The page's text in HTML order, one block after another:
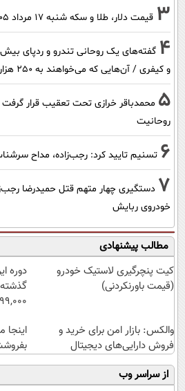
3 قیمت دلار، طلا و سکه شنبه ۱۷ مرداد ۱۴۰۵ (+جدول قیمت)
4
و کیفری / آن‌هایی که می‌خواهند به ۲۵۰ هزار نفر بپیوندند بدانند ...
5 محمدباقر خرازی تحت تعقیب قرار گرفت
روحانیت
6 تسنیم تایید کرد: رجب‌زاده، مداح
7 دستگیری چهار متهم قتل حمیدرضا
خودروی ربایش
مطالب پیشنهادی
کیت پنچرگیری لاستیک خودرو
(قیمت باورنکردنی)
دوره
1,399,000
والکس: بازار امن برای خرید و
فروش دارایی‌های دیجیتال
از سراسر وب